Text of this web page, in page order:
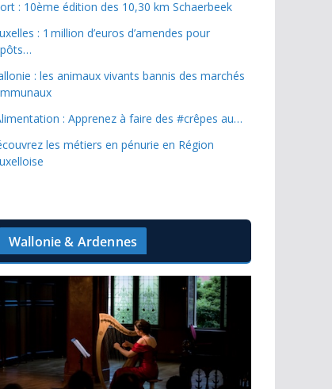
: 10ème édition des 10,30 km Schaerbeek
: 1 million d’euros d’amendes pour
: les animaux vivants bannis des marchés
: Apprenez à faire des #crêpes au…
les métiers en pénurie en Région
Wallonie & Ardennes